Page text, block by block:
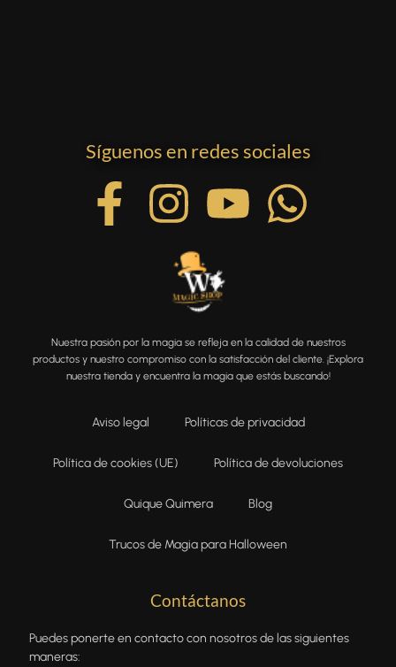
Contáctanos
Puedes ponerte en contacto con nosotros de las siguientes
maneras:
Síguenos en redes sociales
Nuestra pasión por la magia se refleja en la calidad de nuestros
productos y nuestro compromiso con la satisfacción del cliente. ¡Explora
nuestra tienda y encuentra la magia que estás buscando!
Aviso legal Políticas de privacidad
Política de cookies (UE) Política de devoluciones
Quique Quimera Blog
Trucos de Magia para Halloween